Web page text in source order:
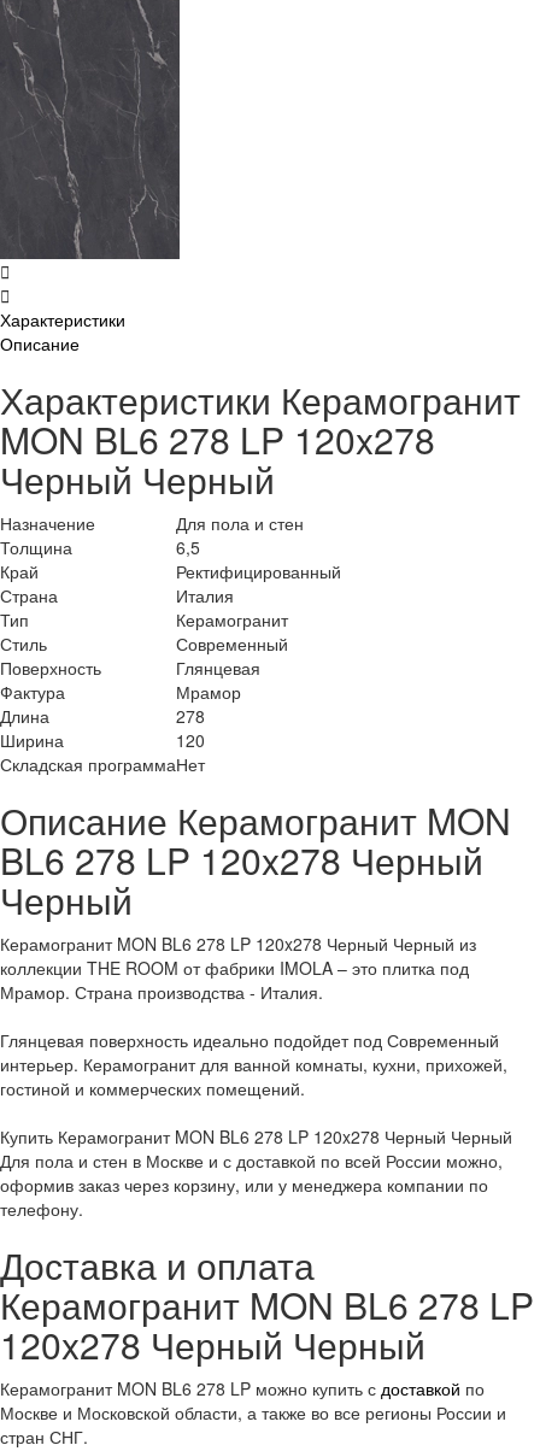
Характеристики
Описание
Характеристики Керамогранит
MON BL6 278 LP 120x278
Черный Черный
Назначение
Для пола и стен
Толщина
6,5
Край
Ректифицированный
Страна
Италия
Тип
Керамогранит
Стиль
Современный
Поверхность
Глянцевая
Фактура
Мрамор
Длина
278
Ширина
120
Складская программаНет
Описание Керамогранит MON
BL6 278 LP 120x278 Черный
Черный
Керамогранит MON BL6 278 LP 120x278 Черный Черный из
коллекции THE ROOM от фабрики IMOLA – это плитка под
Мрамор. Страна производства - Италия.
Глянцевая поверхность идеально подойдет под Современный
интерьер. Керамогранит для ванной комнаты, кухни, прихожей,
гостиной и коммерческих помещений.
Купить Керамогранит MON BL6 278 LP 120x278 Черный Черный
Для пола и стен в Москве и с доставкой по всей России можно,
оформив заказ через корзину, или у менеджера компании по
телефону.
Доставка и оплата
Керамогранит MON BL6 278 LP
120x278 Черный Черный
Керамогранит MON BL6 278 LP можно купить с доставкой по
Москве и Московской области, а также во все регионы России и
стран СНГ.